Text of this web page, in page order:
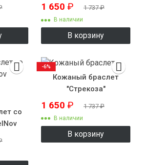
1 650 ₽ 1 737₽
В наличии
В корзину
со
Кожаный браслет
"Стрекоза"
1 650 ₽ 1 737₽
В наличии
В корзину
-6%